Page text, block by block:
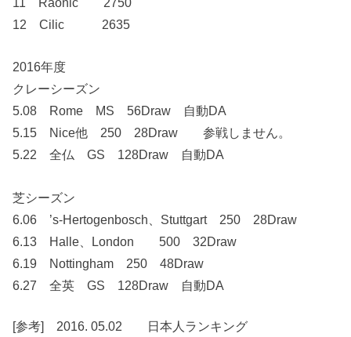
12 Cilic 2635
2016年度
クレーシーズン
5.08 Rome MS 56Draw 自動DA
5.15 Nice他 250 28Draw 参戦しません。
5.22 全仏 GS 128Draw 自動DA
芝シーズン
6.06 ’s-Hertogenbosch、Stuttgart 250 28Draw
6.13 Halle、London 500 32Draw
6.19 Nottingham 250 48Draw
6.27 全英 GS 128Draw 自動DA
[参考] 2016. 05.02 日本人ランキング